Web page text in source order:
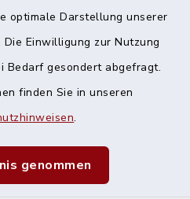
optimale Darstellung unserer
Einwilligung zur Nutzung
Bedarf gesondert abgefragt.
finden Sie in unseren
.
genommen